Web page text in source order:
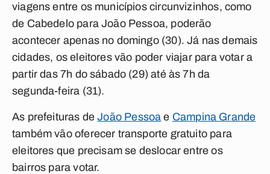
viagens entre os municípios circunvizinhos, como
de Cabedelo para João Pessoa, poderão
acontecer apenas no domingo (30). Já nas demais
cidades, os eleitores vão poder viajar para votar a
partir das 7h do sábado (29) até às 7h da
segunda-feira (31).
As prefeituras deJoão Pessoa e Campina Grande
também vão oferecer transporte gratuito para
eleitores que precisam se deslocar entre os
bairros para votar.